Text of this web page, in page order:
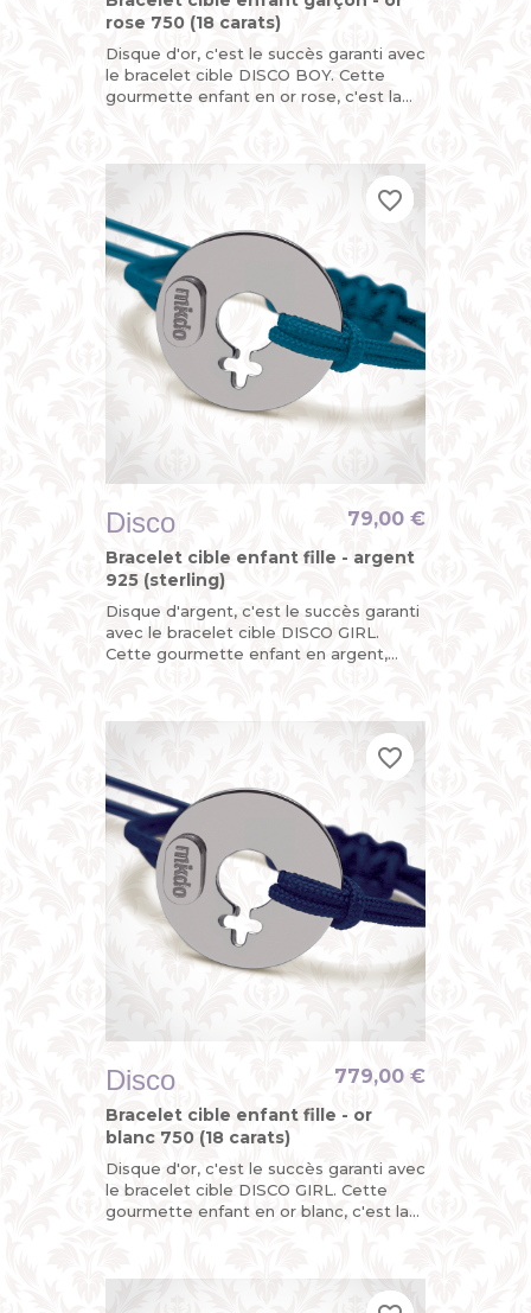
rose 750 (18 carats)
Disque d'or, c'est le succès garanti avec
le bracelet cible DISCO BOY. Cette
gourmette enfant en or rose, c'est la
Disco
Bracelet cible enfant fille - argent
925 (sterling)
Disque d'argent, c'est le succès garanti
avec le bracelet cible DISCO GIRL.
Cette gourmette enfant en argent,
79,00 €
favorite_border
favorite_border
favorite_border
Disco
Bracelet cible enfant fille - or
blanc 750 (18 carats)
Disque d'or, c'est le succès garanti avec
le bracelet cible DISCO GIRL. Cette
gourmette enfant en or blanc, c'est la
779,00 €
favorite_border
favorite_border
favorite_border